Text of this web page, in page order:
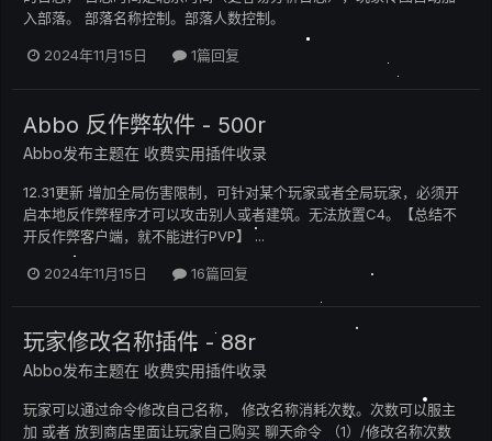
入部落。 部落名称控制。部落人数控制。
2024年11月15日 1篇回复
Abbo 反作弊软件 - 500r
Abbo发布主题在 收费实用插件收录
12.31更新 增加全局伤害限制，可针对某个玩家或者全局玩家，必须开
启本地反作弊程序才可以攻击别人或者建筑。无法放置C4。【总结不
开反作弊客户端，就不能进行PVP】 ...
2024年11月15日 16篇回复
玩家修改名称插件 - 88r
Abbo发布主题在 收费实用插件收录
玩家可以通过命令修改自己名称， 修改名称消耗次数。次数可以服主
加 或者 放到商店里面让玩家自己购买 聊天命令 （1）/修改名称次数